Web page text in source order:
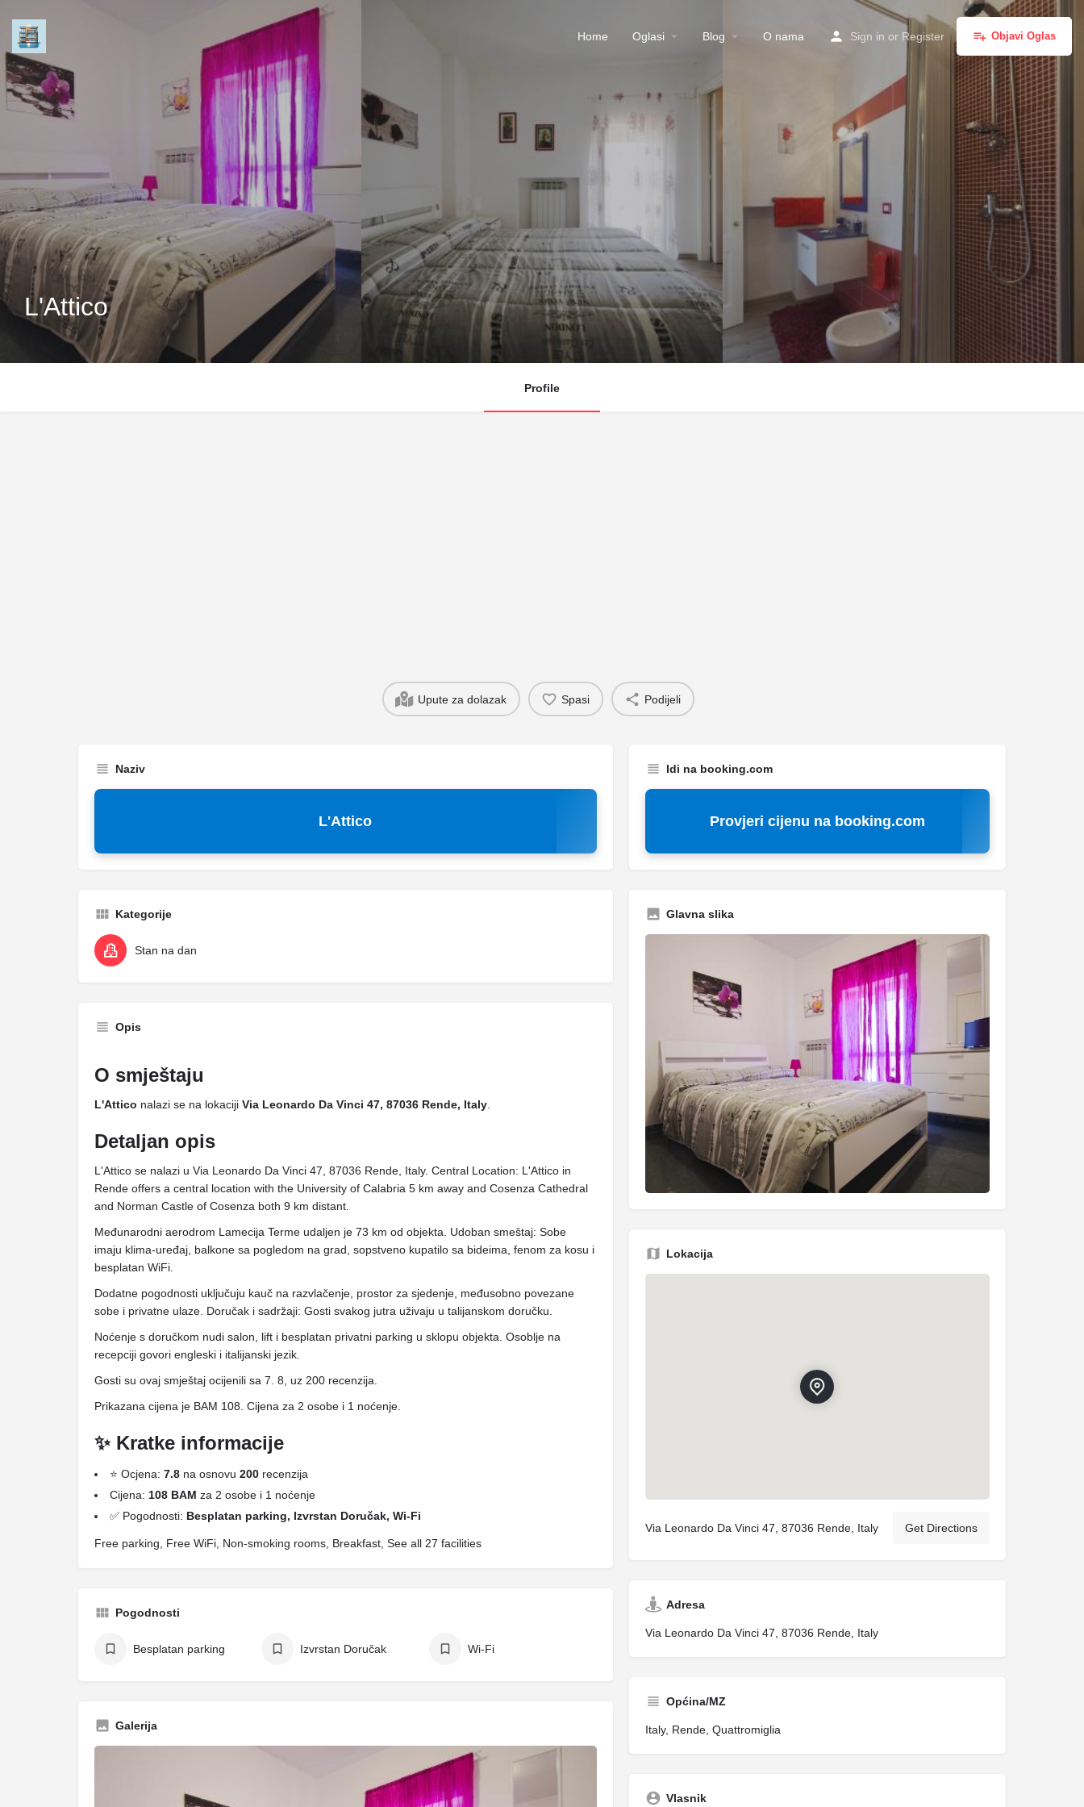
Home Oglasi Blog O nama Sign in or Register Objavi Oglas
L'Attico
Profile
Upute za dolazak Spasi Podijeli
Naziv
L'Attico
Kategorije
Stan na dan
Opis
O smještaju
L'Attico nalazi se na lokaciji Via Leonardo Da Vinci 47, 87036 Rende, Italy
Detaljan opis
L'Attico se nalazi u Via Leonardo Da Vinci 47, 87036 Rende, Italy. Central Location: L'Attico in
Rende offers a central location with the University of Calabria 5 km away and Cosenza Cathedral
and Norman Castle of Cosenza both 9 km distant.
Međunarodni aerodrom Lamecija Terme udaljen je 73 km od objekta. Udoban smeštaj: Sobe
imaju klima-uređaj, balkone sa pogledom na grad, sopstveno kupatilo sa bideima, fenom za kosu i
besplatan WiFi.
Dodatne pogodnosti uključuju kauč na razvlačenje, prostor za sjedenje, međusobno povezane
sobe i privatne ulaze. Doručak i sadržaji: Gosti svakog jutra uživaju u talijanskom doručku.
Noćenje s doručkom nudi salon, lift i besplatan privatni parking u sklopu objekta. Osoblje na
recepciji govori engleski i italijanski jezik.
Gosti su ovaj smještaj ocijenili sa 7. 8, uz 200 recenzija.
Prikazana cijena je BAM 108. Cijena za 2 osobe i 1 noćenje.
✨ Kratke informacije
⭐ Ocjena: 7.8 na osnovu 200 recenzija
Cijena: 108 BAM za 2 osobe i 1 noćenje
✅ Pogodnosti: Besplatan parking, Izvrstan Doručak, Wi-Fi
Free parking, Free WiFi, Non-smoking rooms, Breakfast, See all 27 facilities
Pogodnosti
Besplatan parking Izvrstan Doručak Wi-Fi
Galerija
Idi na booking.com
Provjeri cijenu na booking.com
Glavna slika
Lokacija
Via Leonardo Da Vinci 47, 87036 Rende, Italy Get Directions
Adresa
Via Leonardo Da Vinci 47, 87036 Rende, Italy
Općina/MZ
Italy, Rende, Quattromiglia
Vlasnik